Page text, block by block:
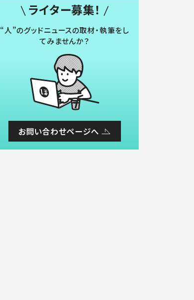
ライター募集！
“人”のグッドニュースの取材・執筆をし
てみませんか？
お問い合わせページへ